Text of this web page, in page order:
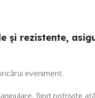
și rezistente,
eveniment.
fiind potrivite